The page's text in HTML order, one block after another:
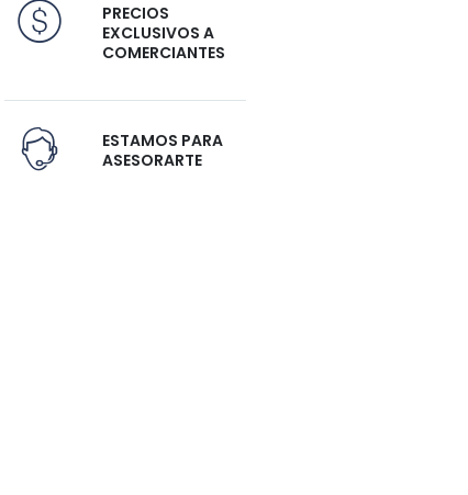
PRECIOS
EXCLUSIVOS A
COMERCIANTES
ESTAMOS PARA
ASESORARTE